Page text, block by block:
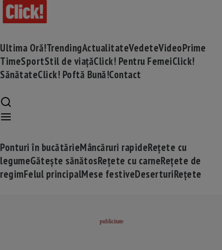
Ultima Oră!TrendingActualitateVedeteVideoPrime
TimeSportStil de viațăClick! Pentru FemeiClick!
SănătateClick! Poftă Bună!Contact
Ponturi în bucătărieMâncăruri rapideRețete cu
legumeGătește sănătosRețete cu carneRețete de
regimFelul principalMese festiveDeserturiRețete